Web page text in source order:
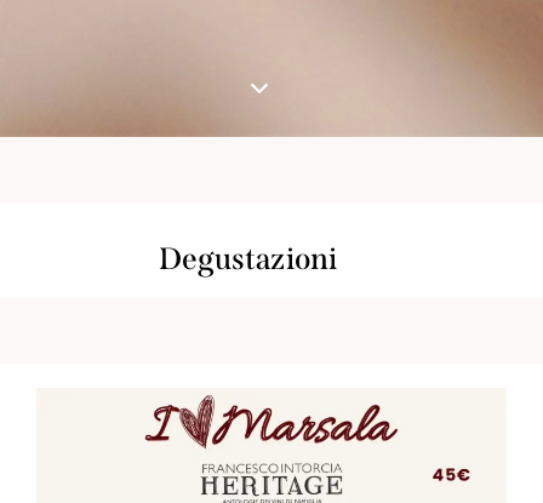
Degustazioni